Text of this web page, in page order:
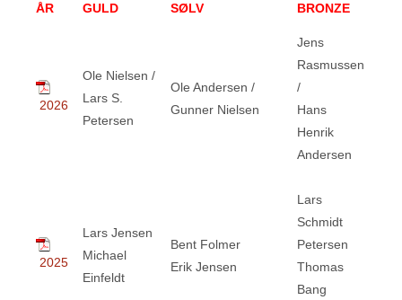
ÅR GULD SØLV BRONZE
2026
Ole Nielsen /
Lars S.
Petersen
Ole Andersen /
Gunner Nielsen
Jens
Rasmussen
/
Hans
Henrik
Andersen
2025
Lars Jensen
Michael
Einfeldt
Bent Folmer
Erik Jensen
Lars
Schmidt
Petersen
Thomas
Bang